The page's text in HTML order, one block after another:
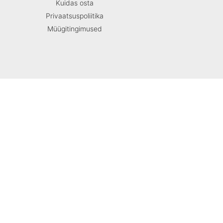
Kuidas osta
Privaatsuspoliitika
Müügitingimused